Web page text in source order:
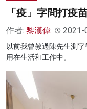
「疫」字問打疫
作者: 黎漢偉 2021-
以前我曾教過陳先生測
用在生活和工作中。